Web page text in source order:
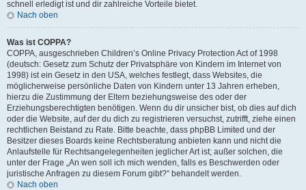
schnell erledigt ist und dir zahlreiche Vorteile bietet.
Nach oben
Was ist COPPA?
COPPA, ausgeschrieben Children’s Online Privacy Protection Act of 1998
(deutsch: Gesetz zum Schutz der Privatsphäre von Kindern im Internet von
1998) ist ein Gesetz in den USA, welches festlegt, dass Websites, die
möglicherweise persönliche Daten von Kindern unter 13 Jahren erheben,
hierzu die Zustimmung der Eltern beziehungsweise des oder der
Erziehungsberechtigten benötigen. Wenn du dir unsicher bist, ob dies auf dich
oder die Website, auf der du dich zu registrieren versuchst, zutrifft, ziehe einen
rechtlichen Beistand zu Rate. Bitte beachte, dass phpBB Limited und der
Besitzer dieses Boards keine Rechtsberatung anbieten kann und nicht die
Anlaufstelle für Rechtsangelegenheiten jeglicher Art ist; außer solchen, die
unter der Frage „An wen soll ich mich wenden, falls es Beschwerden oder
juristische Anfragen zu diesem Forum gibt?“ behandelt werden.
Nach oben